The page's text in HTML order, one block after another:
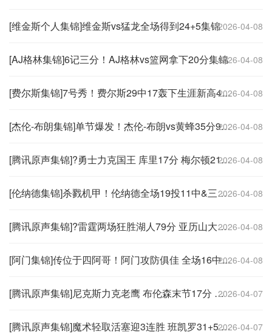
[维金斯个人集锦]维金斯vs猛龙全场得到24+5集锦2026-04-08
[AJ格林集锦]6记三分！AJ格林vs篮网拿下20分集锦2026-04-08
[费尔斯集锦]7号秀！费尔斯29中17轰下生涯新高40分外加5板6助3断 正负值+30
2026-04-08
[杰伦-布朗集锦]单节爆发！杰伦-布朗vs黄蜂35分9板集锦
2026-04-08
[腾讯原声集锦]?勇士力克国王 库里17分 梅尔顿21+5&波杰20分 雷诺17+8
2026-04-08
[伦纳德集锦]杀戮机甲！伦纳德全场19投11中&三分10中6 砍下34分4板3助1断
2026-04-08
[腾讯原声集锦]?雷霆两场狂胜湖人79分 亚历山大三节25+8 布朗尼9中2
2026-04-08
[阿门集锦]传位于四阿哥！阿门攻防俱佳 全场16中10砍下22分11板8助3断1帽
2026-04-08
[腾讯原声集锦]尼克斯力克老鹰 布伦森末节17分 沃克36分 麦科勒姆绝平超
2026-04-07
[腾讯原声集锦]魔术轻取活塞迎3连胜 班凯罗31+5 贝恩25分 杜伦18+8
2026-04-07